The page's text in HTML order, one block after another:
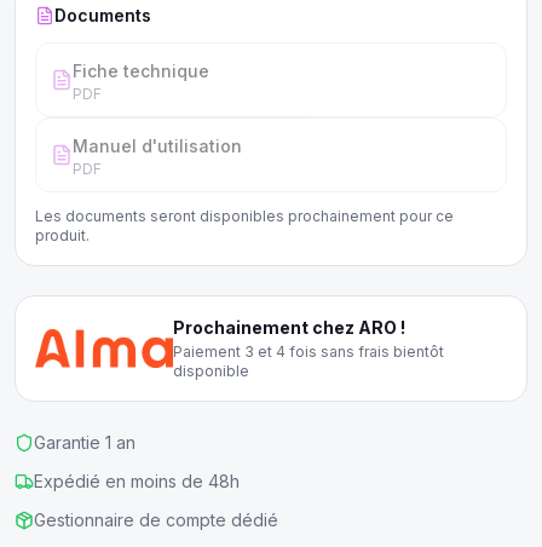
Documents
Fiche technique
PDF
Manuel d'utilisation
PDF
Les documents seront disponibles prochainement pour ce
produit.
Prochainement chez ARO !
Paiement 3 et 4 fois sans frais bientôt
disponible
Garantie 1 an
Expédié en moins de 48h
Gestionnaire de compte dédié